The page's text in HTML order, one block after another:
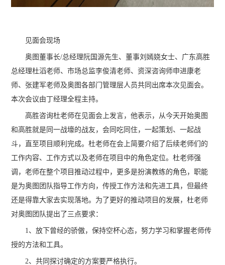
见面会现场
奥图董事长/总经理阮国源先生、董事刘嫣娆女士、广东高胜
总经理杜滔老师、市场总监李俊清老师、资深咨询师申进康老
师、张建军老师及奥图各部门管理层人员共同出席本次见面会。
本次会议由丁经理全程主持。
高胜咨询杜老师在见面会上发言，他表示，从今天开始奥图
和高胜就是同一战壕的战友，会同吃同住，一起策划、一起战
斗，直至项目顺利完成。杜老师在会上简要介绍了后续老师们的
工作内容、工作方式以及老师在项目中的角色定位。杜老师强
调，老师在整个项目推动过程中，更多是扮演教练的角色，职能
是为奥图团队指导工作方向，传授工作方法和先进工具，但最终
还是得靠大家去实现落地。为了更好的推动项目的发展，杜老师
对奥图团队提出了三点要求：
1、放下曾经的骄傲，保持空杯心态，努力学习和掌握老师传
授的方法和工具。
2、共同探讨确定的方案要严格执行。